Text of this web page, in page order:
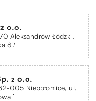
o.o.
Aleksandrów Łódzki,
87
z o.o.
005 Niepołomice, ul.
1